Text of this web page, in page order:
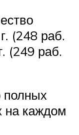
(248 раб.
(249 раб.
полных
на каждом